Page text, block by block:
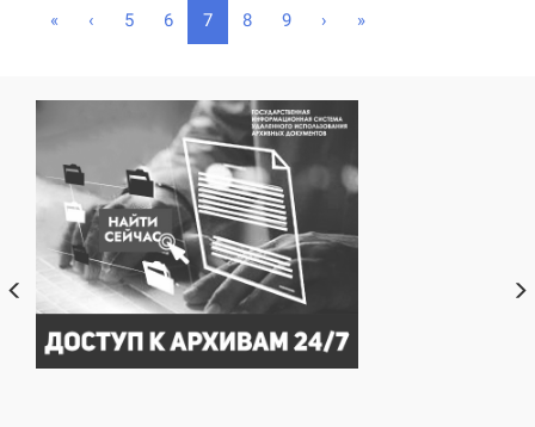
« ‹ 5 6 7(
c
r
e
n
t
)
8 9 › »